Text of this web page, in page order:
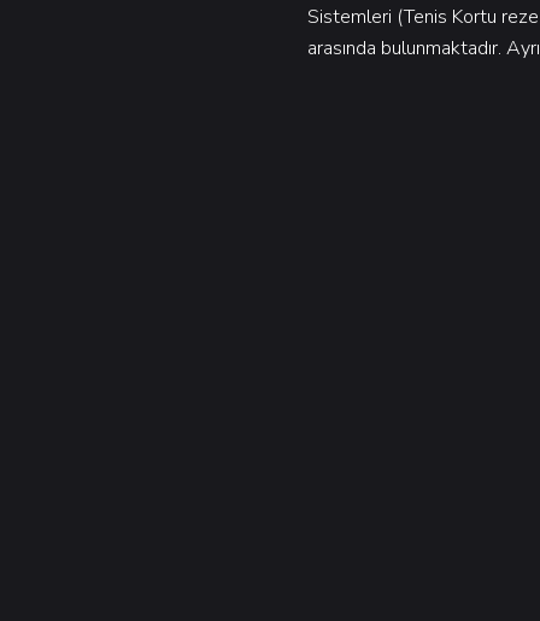
Sistemleri (Tenis Kortu
arasında bulunmaktadır.